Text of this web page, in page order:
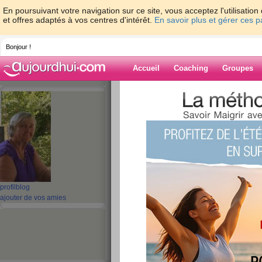
En poursuivant votre navigation sur ce site, vous acceptez
et offres adaptés à vos centres d'intérêt. En savoir plus et gérer ces
Bonjour !
Accueil Coaching Groupes
profil blog
ajouter de vos amies
>
Blog de
ch'ti va bien ?par
publié le 16/07/2008 à 11:29